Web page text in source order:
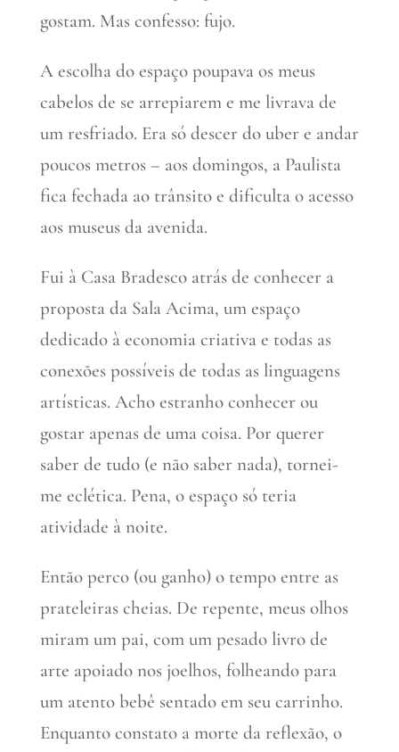
gostam. Mas confesso: fujo.
A escolha do espaço poupava os meus
cabelos de se arrepiarem e me livrava de
um resfriado. Era só descer do uber e andar
poucos metros – aos domingos, a Paulista
fica fechada ao trânsito e dificulta o acesso
aos museus da avenida.
Fui à Casa Bradesco atrás de conhecer a
proposta da Sala Acima, um espaço
dedicado à economia criativa e todas as
conexões possíveis de todas as linguagens
artísticas. Acho estranho conhecer ou
gostar apenas de uma coisa. Por querer
saber de tudo (e não saber nada), tornei-
me eclética. Pena, o espaço só teria
atividade à noite.
Então perco (ou ganho) o tempo entre as
prateleiras cheias. De repente, meus olhos
miram um pai, com um pesado livro de
arte apoiado nos joelhos, folheando para
um atento bebê sentado em seu carrinho.
Enquanto constato a morte da reflexão, o